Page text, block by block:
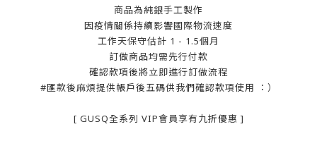
商品為純銀手工製作
因疫情關係持續影響國際物流速度
工作天保守估計 1 - 1.5個月
訂做商品均需先行付款
確認款項後將立即進行訂做流程
#匯款後麻煩提供帳戶後五碼供我們確認款項使用 ：）
[ GUSQ全系列 VIP會員享有九折優惠 ]